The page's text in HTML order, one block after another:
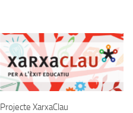
Projecte XarxaClau